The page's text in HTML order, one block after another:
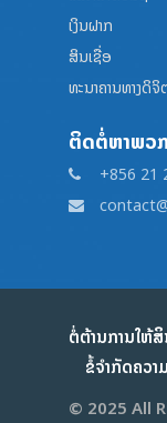
ເງິນຝາກ
ສິນເຊື່ອ
ທະນາຄານທາງດິ
ຕິດຕໍ່ຫາພວກ
+856 21
ຕໍ່ຕ້ານການໃຫ້
ຂໍ້ຈໍາກັດຄວ
© 2025 All